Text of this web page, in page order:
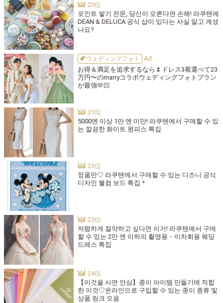
포인트 쌓기 전문, 당신이 모른다면 손해! 라쿠텐에
DEAN & DELUCA 공식 샵이 있다는 사실 알고 계셨
나요?
ウェディングフォト
お得＆満足を追求するなら🌷ドレス3着選べて23
万円〜のmarryコラボウェディングフォトプラン
が最強🫶🏻
5000엔 이상 1만 엔 미만! 라쿠텐에서 구매할 수 있
는 깔끔한 화이트 원피스 특집
정품만♡ 라쿠텐에서 구매할 수 있는 디즈니 공식
디자인 웰컴 보드 특집＊
저렴하게 절약하고 싶다면 이거! 라쿠텐에서 구매
할 수 있는 2만 엔 이하의 촬영용・이차회용 웨딩
드레스 특집
【이것을 사면 안심】종이 아이템 만들기에 적합
한 이것♡온라인으로 구입할 수 있는 종이 종류 및
상품 링크 모음